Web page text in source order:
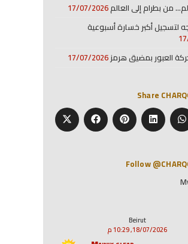
من بطرام إلى العالم17/07/2026
لتسجيل أكبر خسارة أسبوعية
العبور بمضيق هرمز17/07/2026
Share
Follow
Beirut
18/07/2026, 10:29 م